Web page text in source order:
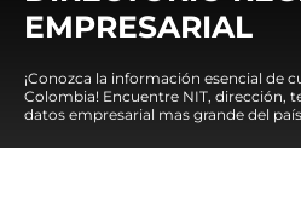
EMPRESARIAL
¡Conozca la información esencial de
Colombia! Encuentre NIT, dirección,
datos empresarial mas grande del